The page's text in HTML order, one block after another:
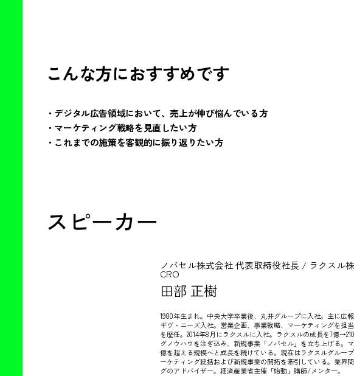
こんな方におすすめです
・デジタル広告領域において、売上が伸び悩んでいる方
・マーケティング戦略を見直したい方
・これまでの施策を客観的に振り返りたい方
スピーカー
ノバセル株式会社 代表取締役社長 / ラクスル
CRO
田部 正樹
1980年生まれ。中央大学卒業後、丸井グループに入社。主に広
ギヴ・ニーズ入社。営業企画、事業戦略、マーケティングを担
を歴任。2014年8月にラクスルに入社。ラクスルの成長を7億
グノウハウを注ぎ込み、新規事業「ノバセル」を立ち上げる。
億を超える規模へと成長を続けている。現在はラクスルグルー
ーケティング統括および新規事業の開拓を牽引している。業界
グのアドバイザー。経済産業省主催「始動」講師/メンター。